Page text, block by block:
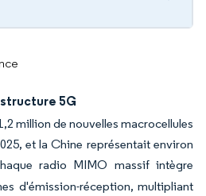
5G
million de nouvelles macrocellules
et la Chine représentait environ
radio MIMO massif intègre
d'émission-réception, multipliant